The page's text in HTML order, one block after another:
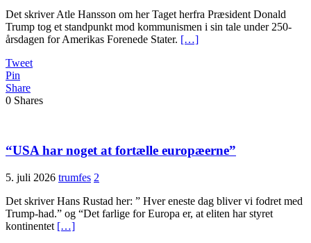
Det skriver Atle Hansson om her Taget herfra Præsident Donald
Trump tog et standpunkt mod kommunismen i sin tale under 250-
årsdagen for Amerikas Forenede Stater. […]
Tweet
Pin
Share
0 Shares
“USA har noget at fortælle europæerne”
5. juli 2026 trumfes 2
Det skriver Hans Rustad her: ” Hver eneste dag bliver vi fodret med
Trump-had.” og “Det farlige for Europa er, at eliten har styret
kontinentet […]